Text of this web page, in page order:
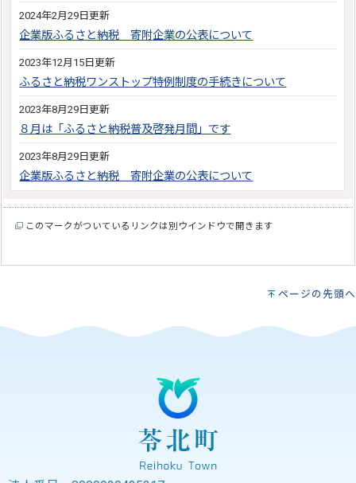
2024年2月29日更新
企業版ふるさと納税 寄附企業の公表について
2023年12月15日更新
ふるさと納税ワンストップ特例制度の手続きについて
2023年8月29日更新
８月は「ふるさと納税普及啓発月間」です
2023年8月29日更新
企業版ふるさと納税 寄附企業の公表について
このマークがついているリンクは別ウインドウで開きます
ページの先頭へ